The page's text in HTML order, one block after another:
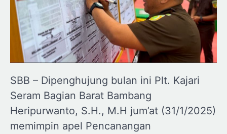
SBB – Dipenghujung bulan ini Plt. Kajari
Seram Bagian Barat Bambang
Heripurwanto, S.H., M.H jum’at (31/1/2025)
memimpin apel Pencanangan